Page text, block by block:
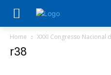
Home XXXI Congresso Nacional
r38